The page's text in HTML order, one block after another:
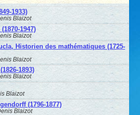
1933)
Blaizot
1947)
Blaizot
Historien des mathématiques (1725-
Blaizot
1893)
Blaizot
Blaizot
(1796-1877)
Blaizot